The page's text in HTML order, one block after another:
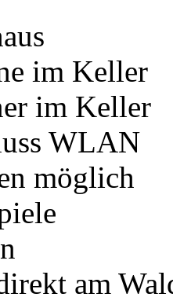
im Keller
im Keller
WLAN
möglich
am